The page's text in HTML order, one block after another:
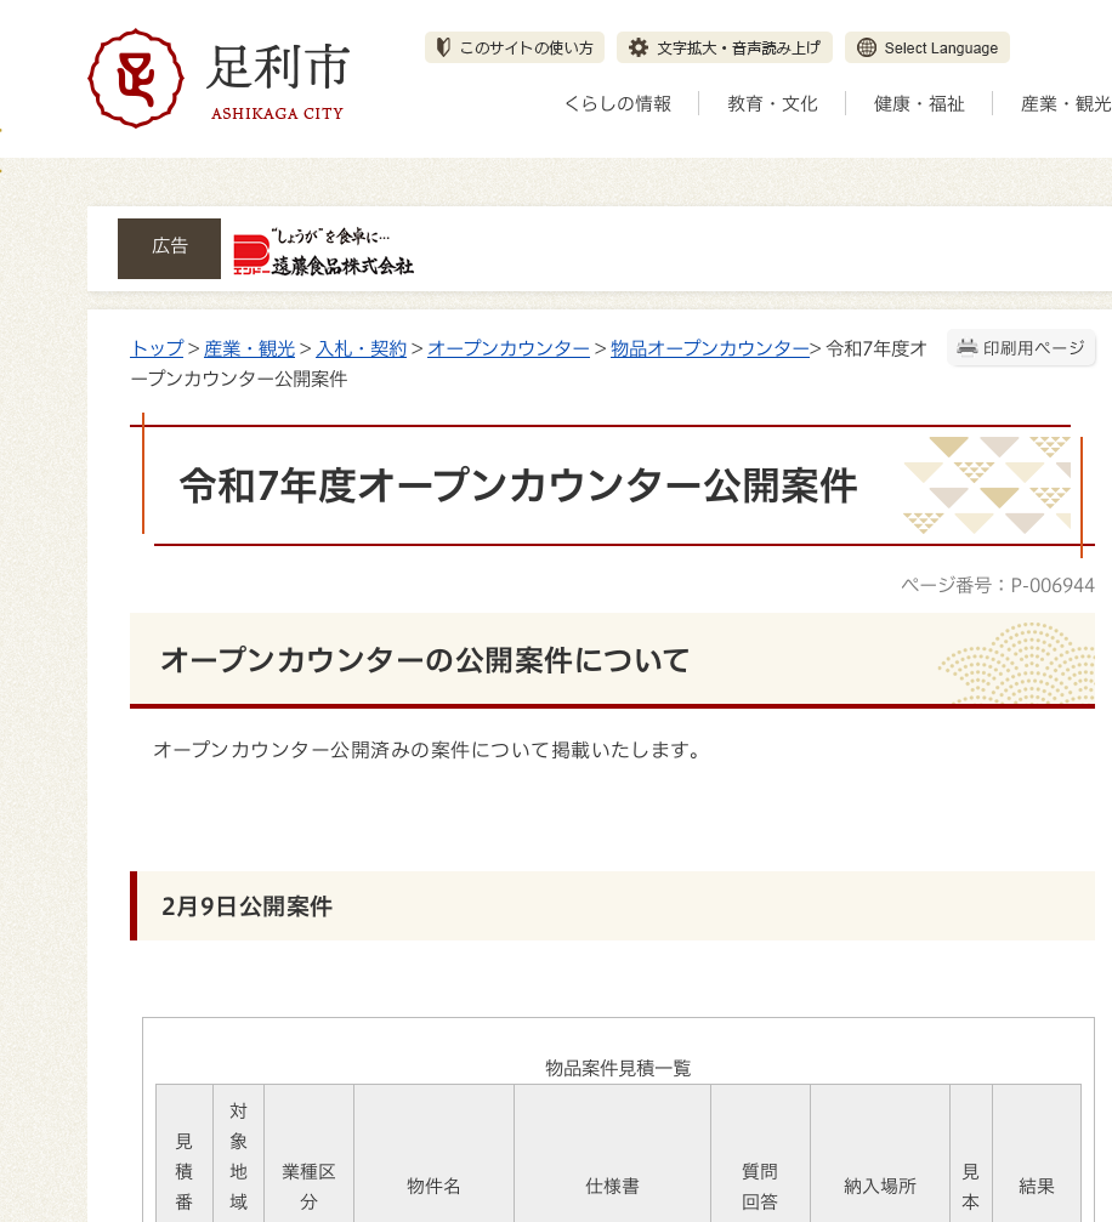
くらしの情報 教育・文化 健康・福祉 産業・観光
広告
印刷用ページ
トップ> 産業・観光 > 入札・契約 > オープンカウンター > 物品オープンカウンター> 令和7年度オ
ープンカウンター公開案件
令和7年度オープンカウンター公開案件
ページ番号：P-006944
オープンカウンターの公開案件について
オープンカウンター公開済みの案件について掲載いたします。
2月9日公開案件
物品案件見積一覧
見
積
番
対
象
地
域
業種区
分
物件名 仕様書
質問
回答
納入場所
見
本
結果